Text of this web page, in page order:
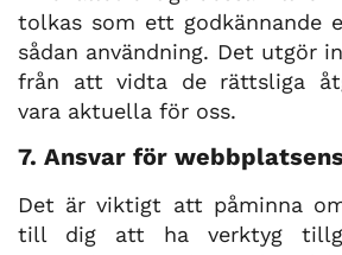
tolkas som ett godkännande
sådan användning. Det utgör
från att vidta de rättsliga
vara aktuella för oss.
7. Ansvar för
Det är viktigt att påminna
till dig att ha verktyg